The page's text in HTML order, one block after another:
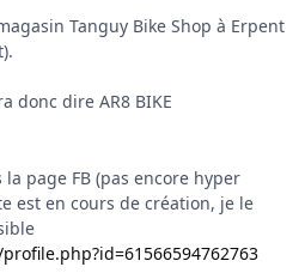
Tanguy Bike Shop à Erpent
donc dire AR8 BIKE
page FB (pas encore hyper
est en cours de création, je le